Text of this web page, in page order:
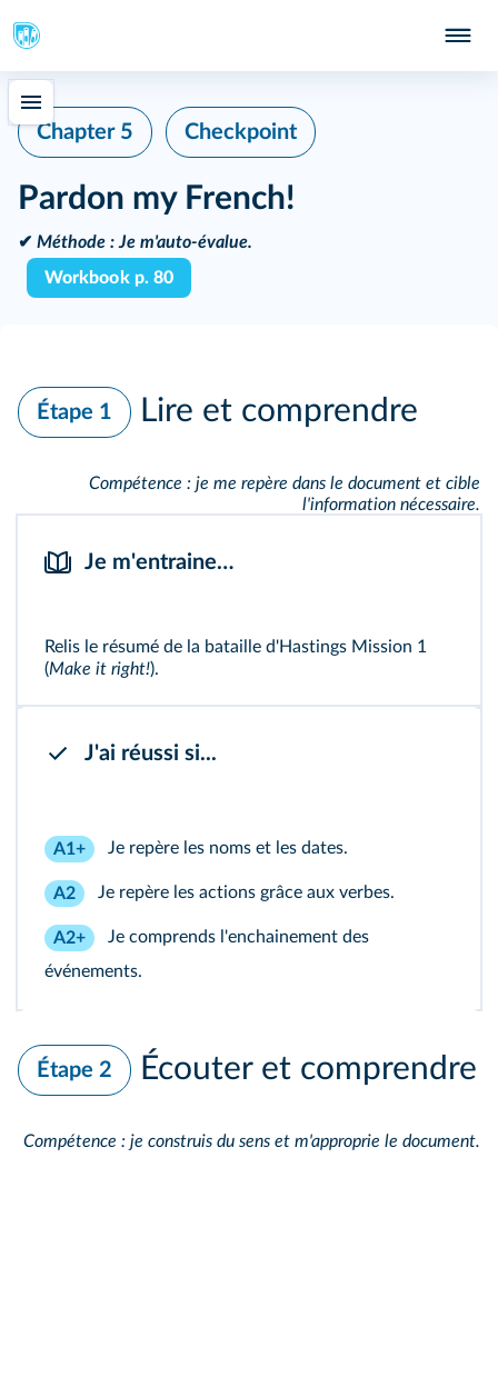
Chapter 5 Checkpoint
Pardon my French!
✔ Méthode : Je m'auto-évalue.
Workbook p. 80
Étape 1 Lire et comprendre
Compétence : je me repère dans le document et cible
l'information nécessaire.
Je m'entraine…
Relis le résumé de la bataille d'Hastings Mission 1
(Make it right!).
J'ai réussi si...
A1+ Je repère les noms et les dates.
A2 Je repère les actions grâce aux verbes.
A2+
Je comprends l'enchainement des
événements.
Étape 2 Écouter et comprendre
Compétence : je construis du sens et m'approprie le document.